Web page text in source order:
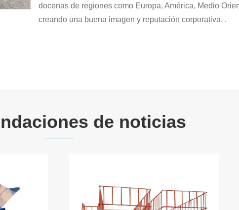
docenas de regiones como Europa, América, Medio
creando una buena imagen y reputación corporativa. .
de noticias